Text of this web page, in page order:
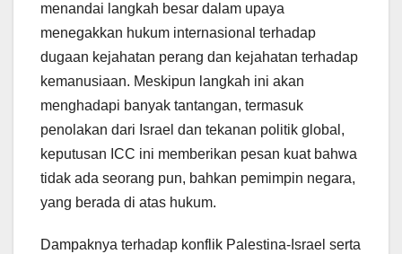
menandai langkah besar dalam upaya
menegakkan hukum internasional terhadap
dugaan kejahatan perang dan kejahatan terhadap
kemanusiaan. Meskipun langkah ini akan
menghadapi banyak tantangan, termasuk
penolakan dari Israel dan tekanan politik global,
keputusan ICC ini memberikan pesan kuat bahwa
tidak ada seorang pun, bahkan pemimpin negara,
yang berada di atas hukum.
Dampaknya terhadap konflik Palestina-Israel serta